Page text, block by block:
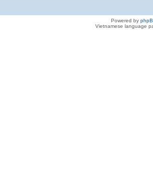
Powered by
Vietnamese language